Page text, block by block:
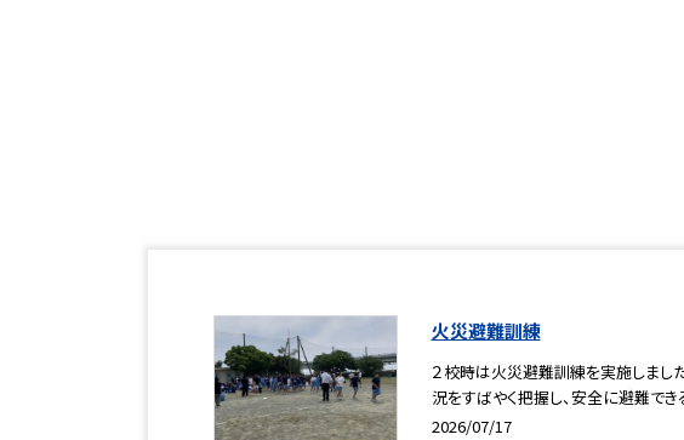
火災避難訓練
２校時は火災避難訓練を実施しまし
況をすばやく把握し、安全に避難で
2026/07/17